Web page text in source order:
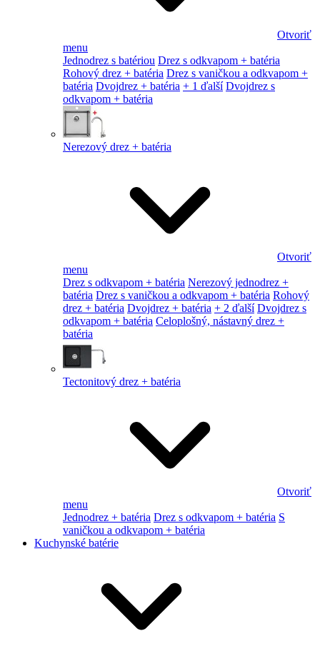
Otvoriť
menu
Jednodrez s batériou Drez s odkvapom + batéria
Rohový drez + batéria Drez s vaničkou a odkvapom +
batéria Dvojdrez + batéria + 1 ďalší Dvojdrez s
odkvapom + batéria
Nerezový drez + batéria
Otvoriť
menu
Drez s odkvapom + batéria Nerezový jednodrez +
batéria Drez s vaničkou a odkvapom + batéria Rohový
drez + batéria Dvojdrez + batéria + 2 ďalší Dvojdrez s
odkvapom + batéria Celoplošný, nástavný drez +
batéria
Tectonitový drez + batéria
Otvoriť
menu
Jednodrez + batéria Drez s odkvapom + batéria S
vaničkou a odkvapom + batéria
Kuchynské batérie